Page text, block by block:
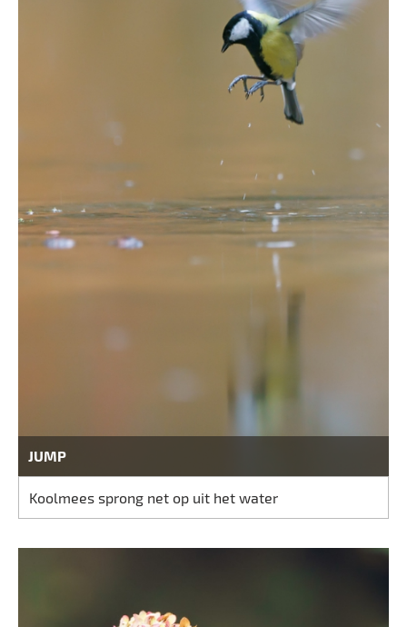
JUMP
Koolmees sprong net op uit het water